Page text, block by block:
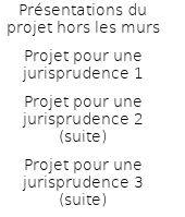
Présentations du
projet hors les murs
Projet pour une
jurisprudence 1
Projet pour une
jurisprudence 2
(suite)
Projet pour une
jurisprudence 3
(suite)